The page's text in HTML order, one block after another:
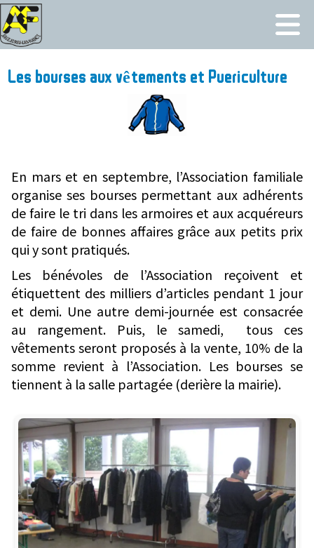
Les bourses aux vêtements et Puericulture
En mars et en septembre, l’Association familiale
organise ses bourses permettant aux adhérents
de faire le tri dans les armoires et aux acquéreurs
de faire de bonnes affaires grâce aux petits prix
qui y sont pratiqués.
Les bénévoles de l’Association reçoivent et
étiquettent des milliers d’articles pendant 1 jour
et demi. Une autre demi-journée est consacrée
au rangement. Puis, le samedi, tous ces
vêtements seront proposés à la vente, 10% de la
somme revient à l’Association. Les bourses se
tiennent à la salle partagée (derière la mairie).